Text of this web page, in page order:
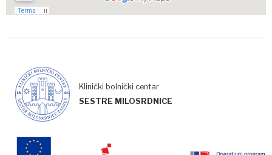
Klinički bolnički centar
SESTRE MILOSRDNICE